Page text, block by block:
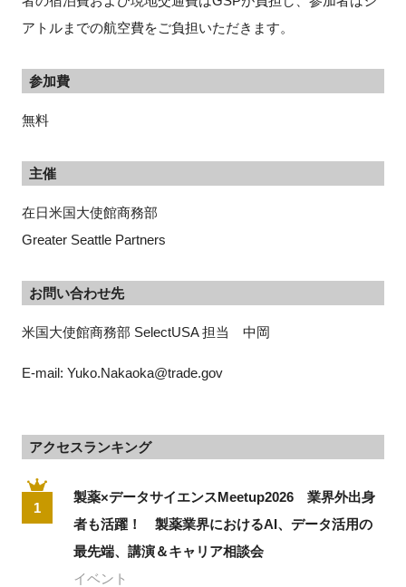
アトルまでの航空費をご負担いただきます。
参加費
無料
主催
在日米国大使館商務部
Greater Seattle Partners
お問い合わせ先
米国大使館商務部 SelectUSA 担当　中岡
E-mail: Yuko.Nakaoka@trade.gov
アクセスランキング
1
製薬×データサイエンスMeetup2026 業界外出身
者も活躍！ 製薬業界におけるAI、データ活用の
最先端、講演＆キャリア相談会
イベント